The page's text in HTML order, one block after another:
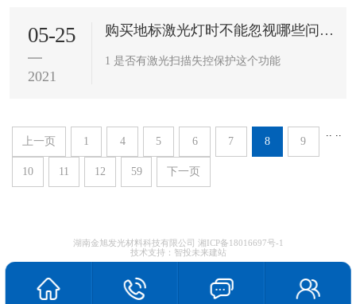
05-25
2021
购买地标激光灯时不能忽视哪些问题？
1 是否有激光扫描失控保护这个功能
上一页 1
..
4 5 6 7 8 9
10 11 12
..
59 下一页
湖南金旭发光材料科技有限公司 湘ICP备18016697号-1
技术支持： 智投未来建站